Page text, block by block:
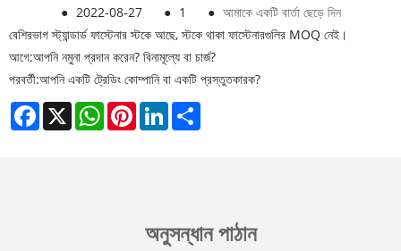
● 2022-08-27 ● 1 ● আমাকে একটি বার্তা ছেড়ে দিন
বেশিরভাগ স্ট্যান্ডার্ড ফাস্টেনার স্টকে আছে, স্টকে থাকা ফাস্টেনারগুলির MOQ নেই।
আগে:আপনি নমুনা প্রদান করেন? বিনামূল্যে বা চার্জ?
পরবর্তী:আপনি একটি ট্রেডিং কোম্পানি বা একটি প্রস্তুতকারক?
Facebook
X WhatsAppPinterestLinkedIn
অনুসন্ধান পাঠান